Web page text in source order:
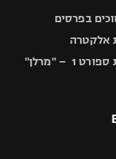
בפרסים
אלקטרה
1 – "מרלן"